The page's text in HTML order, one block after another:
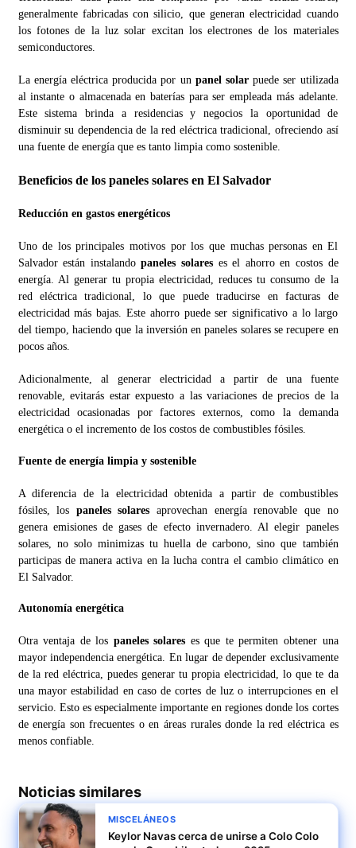
generalmente fabricadas con silicio, que generan electricidad cuando
los fotones de la luz solar excitan los electrones de los materiales
semiconductores.
La energía eléctrica producida por un panel solarpuede ser utilizada
al instante o almacenada en baterías para ser empleada más adelante.
Este sistema brinda a residencias y negocios la oportunidad de
disminuir su dependencia de la red eléctrica tradicional, ofreciendo así
una fuente de energía que es tanto limpia como sostenible.
Beneficios de los paneles solares en El Salvador
Reducción en gastos energéticos
Uno de los principales motivos por los que muchas personas en El
Salvador están instalandopaneles solareses el ahorro en costos de
energía. Al generar tu propia electricidad, reduces tu consumo de la
red eléctrica tradicional, lo que puede traducirse en facturas de
electricidad más bajas. Este ahorro puede ser significativo a lo largo
del tiempo, haciendo que la inversión en paneles solares se recupere en
pocos años.
Adicionalmente, al generar electricidad a partir de una fuente
renovable, evitarás estar expuesto a las variaciones de precios de la
electricidad ocasionadas por factores externos, como la demanda
energética o el incremento de los costos de combustibles fósiles.
Fuente de energía limpia y sostenible
A diferencia de la electricidad obtenida a partir de combustibles
fósiles, los paneles solares aprovechan energía renovable que no
genera emisiones de gases de efecto invernadero. Al elegir paneles
solares, no solo minimizas tu huella de carbono, sino que también
participas de manera activa en la lucha contra el cambio climático en
El Salvador.
Autonomía energética
Otra ventaja de los paneles solares es que te permiten obtener una
mayor independencia energética. En lugar de depender exclusivamente
de la red eléctrica, puedes generar tu propia electricidad, lo que te da
una mayor estabilidad en caso de cortes de luz o interrupciones en el
servicio. Esto es especialmente importante en regiones donde los cortes
de energía son frecuentes o en áreas rurales donde la red eléctrica es
menos confiable.
Noticias similares
MISCELÁNEOS
Keylor Navas cerca de unirse a Colo Colo